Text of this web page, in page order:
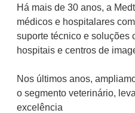
Há mais de 30 anos, a
médicos e hospitalares
suporte técnico e soluções
hospitais e centros de
Nos últimos anos,
o segmento veterinário,
excelência